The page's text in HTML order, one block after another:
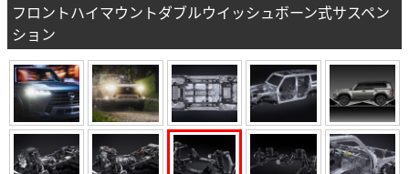
フロントハイマウントダブルウイッシュボーン式サスペン
ション